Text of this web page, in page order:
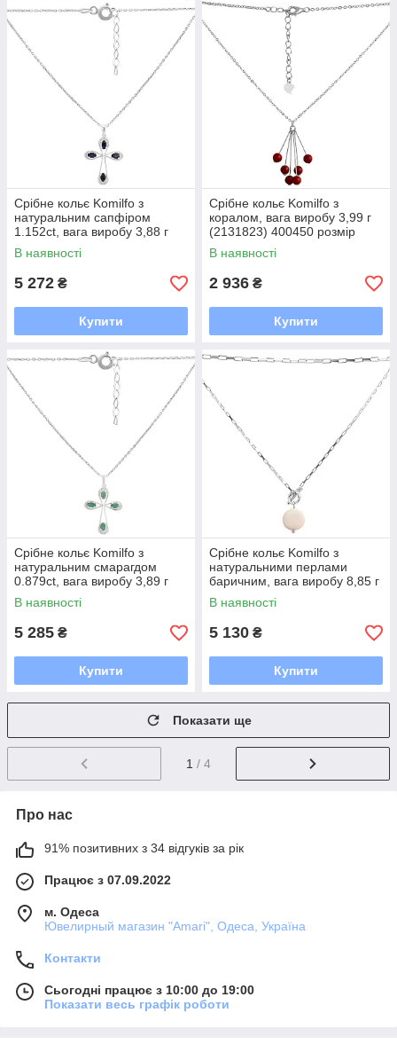
Срібне кольє Komilfo з
натуральним сапфіром
1.152ct, вага виробу 3,88 г
(2167631) 450500 розмір
В наявності
5 272 ₴
Купити
Срібне кольє Komilfo з
коралом, вага виробу 3,99 г
(2131823) 400450 розмір
В наявності
2 936 ₴
Купити
Срібне кольє Komilfo з
натуральним смарагдом
0.879ct, вага виробу 3,89 г
(2167655) 450500 розмір
В наявності
5 285 ₴
Купити
Срібне кольє Komilfo з
натуральними перлами
баричним, вага виробу 8,85 г
(2152491) 450 розмір
В наявності
5 130 ₴
Купити
Показати ще
1 / 4
Про нас
91% позитивних з 34 відгуків за рік
Працює з 07.09.2022
м. Одеса
Ювелирный магазин "Amari", Одеса, Україна
Контакти
Сьогодні працює з 10:00 до 19:00
Показати весь графік роботи